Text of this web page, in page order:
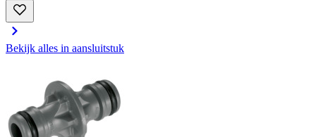
Bekijk alles in aansluitstuk